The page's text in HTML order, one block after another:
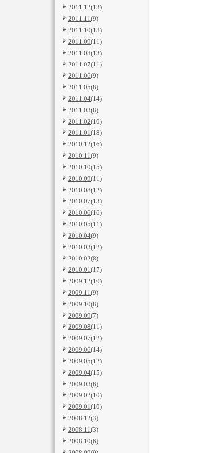
2011.12(13)
2011.11(9)
2011.10(18)
2011.09(11)
2011.08(13)
2011.07(11)
2011.06(9)
2011.05(8)
2011.04(14)
2011.03(8)
2011.02(10)
2011.01(18)
2010.12(16)
2010.11(9)
2010.10(15)
2010.09(11)
2010.08(12)
2010.07(13)
2010.06(16)
2010.05(11)
2010.04(9)
2010.03(12)
2010.02(8)
2010.01(17)
2009.12(10)
2009.11(9)
2009.10(8)
2009.09(7)
2009.08(11)
2009.07(12)
2009.06(14)
2009.05(12)
2009.04(15)
2009.03(6)
2009.02(10)
2009.01(10)
2008.12(3)
2008.11(3)
2008.10(6)